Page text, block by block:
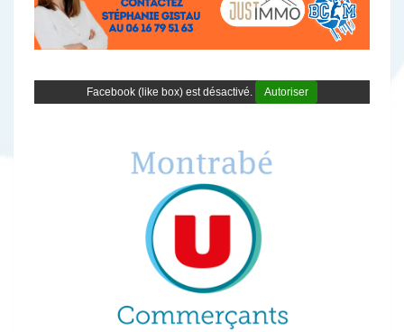
Facebook (like box) est désactivé. Autoriser
Nos partenaires institutionnels